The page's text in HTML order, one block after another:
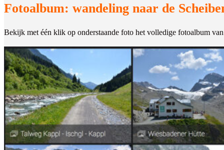
Fotoalbum: wandeling naar de
Bekijk met één klik op onderstaande foto het volledige fotoalbum